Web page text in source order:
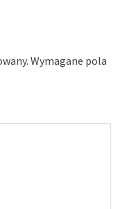
Wymagane pola